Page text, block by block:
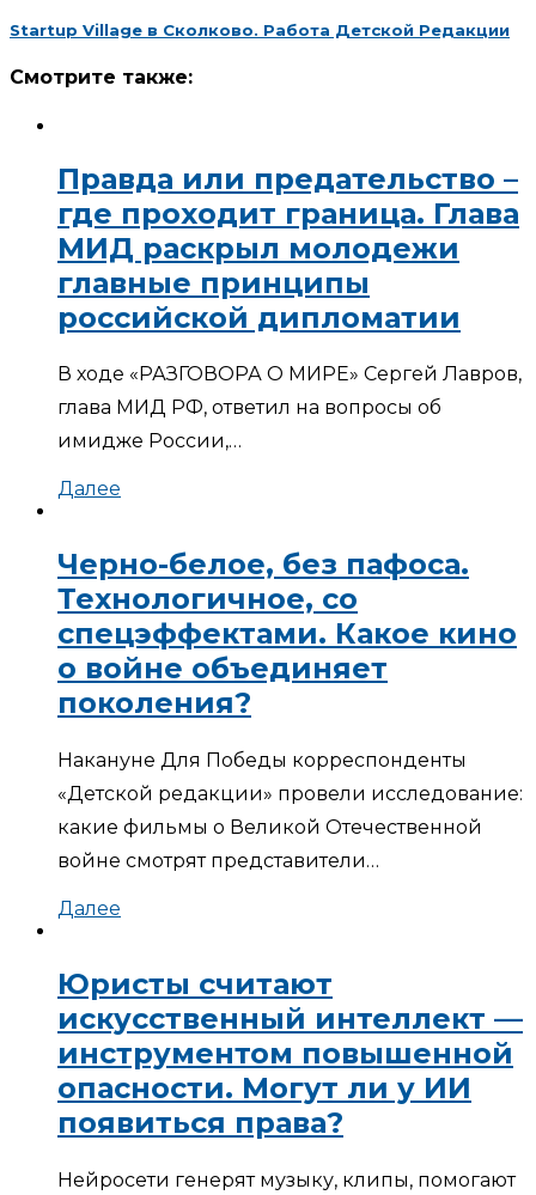
Startup Village в Сколково. Работа Детской Редакции
Смотрите также:
Правда или предательство –
где проходит граница. Глава
МИД раскрыл молодежи
главные принципы
российской дипломатии
В ходе «РАЗГОВОРА О МИРЕ» Сергей Лавров,
глава МИД РФ, ответил на вопросы об
имидже России,…
Далее
Черно-белое, без пафоса.
Технологичное, со
спецэффектами. Какое кино
о войне объединяет
поколения?
Накануне Для Победы корреспонденты
«Детской редакции» провели исследование:
какие фильмы о Великой Отечественной
войне смотрят представители…
Далее
Юристы считают
искусственный интеллект —
инструментом повышенной
опасности. Могут ли у ИИ
появиться права?
Нейросети генерят музыку, клипы, помогают